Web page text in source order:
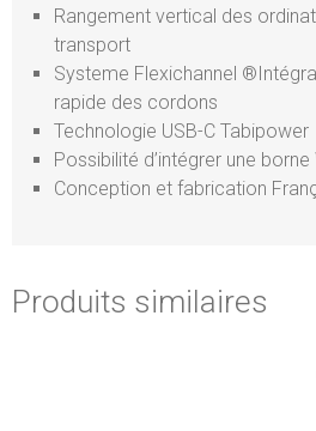
Rangement vertical des
transport
Systeme Flexichannel
rapide des cordons
Technologie USB-C Tabipower
Possibilité d’intégrer une borne
Conception et fabrication
Produits similaires